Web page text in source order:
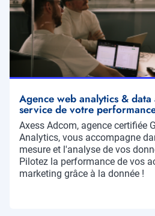
Agence web analytics & data
service de votre
Résumé
Axess Adcom, agence certifiée
Analytics, vous accompagne
mesure et l'analyse de vos
Pilotez la performance de vos
marketing grâce à la donnée !